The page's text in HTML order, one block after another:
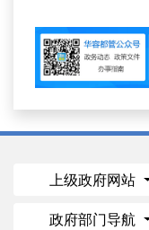
上级政府网站
政府部门导航